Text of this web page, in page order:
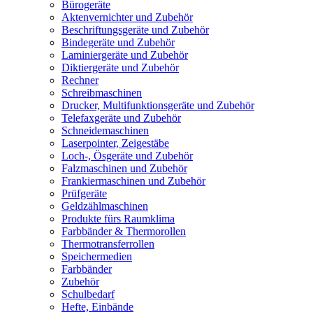
Bürogeräte
Aktenvernichter und Zubehör
Beschriftungsgeräte und Zubehör
Bindegeräte und Zubehör
Laminiergeräte und Zubehör
Diktiergeräte und Zubehör
Rechner
Schreibmaschinen
Drucker, Multifunktionsgeräte und Zubehör
Telefaxgeräte und Zubehör
Schneidemaschinen
Laserpointer, Zeigestäbe
Loch-, Ösgeräte und Zubehör
Falzmaschinen und Zubehör
Frankiermaschinen und Zubehör
Prüfgeräte
Geldzählmaschinen
Produkte fürs Raumklima
Farbbänder & Thermorollen
Thermotransferrollen
Speichermedien
Farbbänder
Zubehör
Schulbedarf
Hefte, Einbände